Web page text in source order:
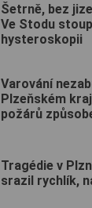
Šetrně, bez
Ve Stodu
hysteroskopii
Varování
Plzeňském
požárů
Tragédie v
srazil rychlík,